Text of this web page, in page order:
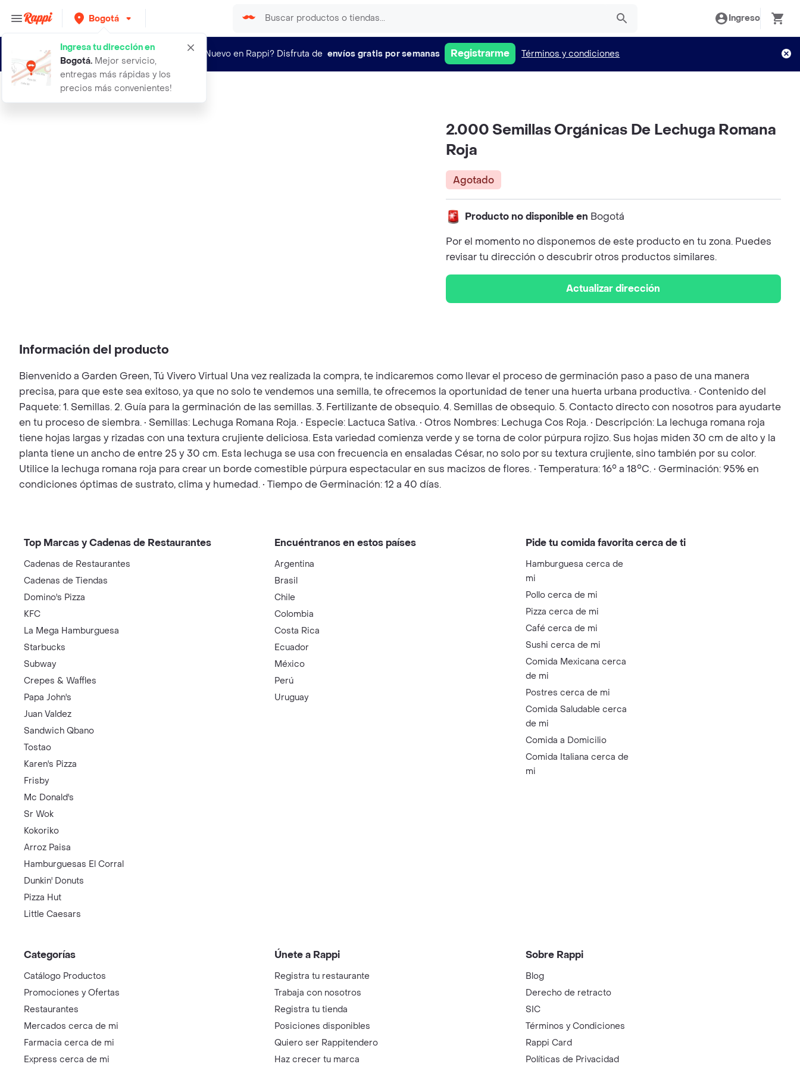
Bogotá
Ingresa tu dirección en
Bogotá. Mejor servicio,
entregas más rápidas y los
precios más convenientes!
Ingreso
¿Nuevo en Rappi? Disfruta de envíos gratis por semanas Registrarme Términos y condiciones
2000 semillas organicas de lechuga
2.000 Semillas Orgánicas De Lechuga Romana
Roja
Agotado
Producto no disponible en Bogotá
Por el momento no disponemos de este producto en tu zona. Puedes
revisar tu dirección o descubrir otros productos similares.
Actualizar dirección
Información del producto
Bienvenido a Garden Green, Tú Vivero Virtual Una vez realizada la compra, te indicaremos como llevar el proceso de germinación paso a paso de una manera
precisa, para que este sea exitoso, ya que no solo te vendemos una semilla, te ofrecemos la oportunidad de tener una huerta urbana productiva. • Contenido del
Paquete: 1. Semillas. 2. Guía para la germinación de las semillas. 3. Fertilizante de obsequio. 4. Semillas de obsequio. 5. Contacto directo con nosotros para ayudarte
en tu proceso de siembra. • Semillas: Lechuga Romana Roja. • Especie: Lactuca Sativa. • Otros Nombres: Lechuga Cos Roja. • Descripción: La lechuga romana roja
tiene hojas largas y rizadas con una textura crujiente deliciosa. Esta variedad comienza verde y se torna de color púrpura rojizo. Sus hojas miden 30 cm de alto y la
planta tiene un ancho de entre 25 y 30 cm. Esta lechuga se usa con frecuencia en ensaladas César, no solo por su textura crujiente, sino también por su color.
Utilice la lechuga romana roja para crear un borde comestible púrpura espectacular en sus macizos de flores. • Temperatura: 16° a 18°C. • Germinación: 95% en
condiciones óptimas de sustrato, clima y humedad. • Tiempo de Germinación: 12 a 40 días.
Top Marcas y Cadenas de Restaurantes
Cadenas de Restaurantes
Cadenas de Tiendas
Domino's Pizza
KFC
La Mega Hamburguesa
Starbucks
Subway
Crepes & Waffles
Papa John's
Juan Valdez
Sandwich Qbano
Tostao
Karen's Pizza
Frisby
Mc Donald's
Sr Wok
Kokoriko
Arroz Paisa
Hamburguesas El Corral
Dunkin' Donuts
Pizza Hut
Little Caesars
Encuéntranos en estos países
Argentina
Brasil
Chile
Colombia
Costa Rica
Ecuador
México
Perú
Uruguay
Pide tu comida favorita cerca de ti
Hamburguesa cerca de
mi
Pollo cerca de mi
Pizza cerca de mi
Café cerca de mi
Sushi cerca de mi
Comida Mexicana cerca
de mi
Postres cerca de mi
Comida Saludable cerca
de mi
Comida a Domicilio
Comida Italiana cerca de
mi
Categorías
Catálogo Productos
Promociones y Ofertas
Restaurantes
Mercados cerca de mi
Farmacia cerca de mi
Express cerca de mi
Únete a Rappi
Registra tu restaurante
Trabaja con nosotros
Registra tu tienda
Posiciones disponibles
Quiero ser Rappitendero
Haz crecer tu marca
Sobre Rappi
Blog
Derecho de retracto
SIC
Términos y Condiciones
Rappi Card
Políticas de Privacidad